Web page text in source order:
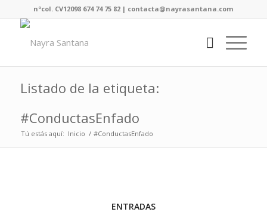
nºcol. CV12098 674 74 75 82 | contacta@nayrasantana.com
Listado de la etiqueta:
#ConductasEnfado
Tú estás aquí: Inicio / #ConductasEnfado
ENTRADAS